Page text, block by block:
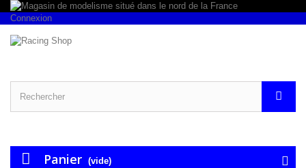
Connexion
Panier (vide)